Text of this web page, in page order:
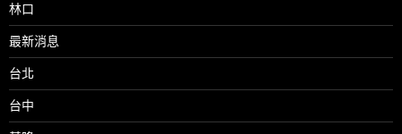
林口
最新消息
台北
台中